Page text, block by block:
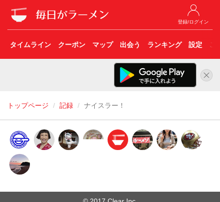
登録/ログイン
タイムライン クーポン マップ 出会う ランキング 設定 こ
トップページ 記録 ナイスラー！